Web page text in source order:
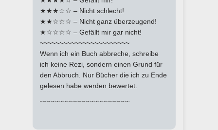
★★★☆☆ – Nicht schlecht!
★★☆☆☆ – Nicht ganz überzeugend!
★☆☆☆☆ – Gefällt mir gar nicht!
~~~~~~~~~~~~~~~~~~~~~~~
Wenn ich ein Buch abbreche, schreibe
ich keine Rezi, sondern einen Grund für
den Abbruch. Nur Bücher die ich zu Ende
gelesen habe werden bewertet.
~~~~~~~~~~~~~~~~~~~~~~~